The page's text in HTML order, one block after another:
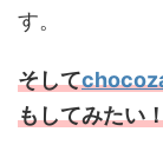
す。
そして
もしてみたい